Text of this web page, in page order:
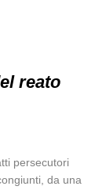
reato
persecutori
da una